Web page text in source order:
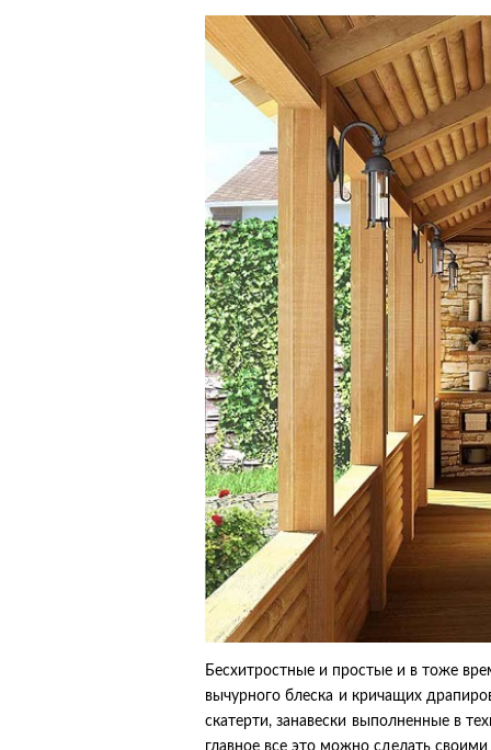
Бесхитростные и простые и в тоже
вычурного блеска и кричащих
скатерти, занавески выполненные в
главное все это можно сделать